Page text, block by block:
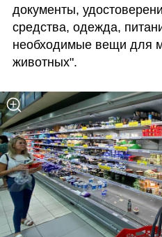
документы,
средства, одежда,
необходимые вещи для
животных".